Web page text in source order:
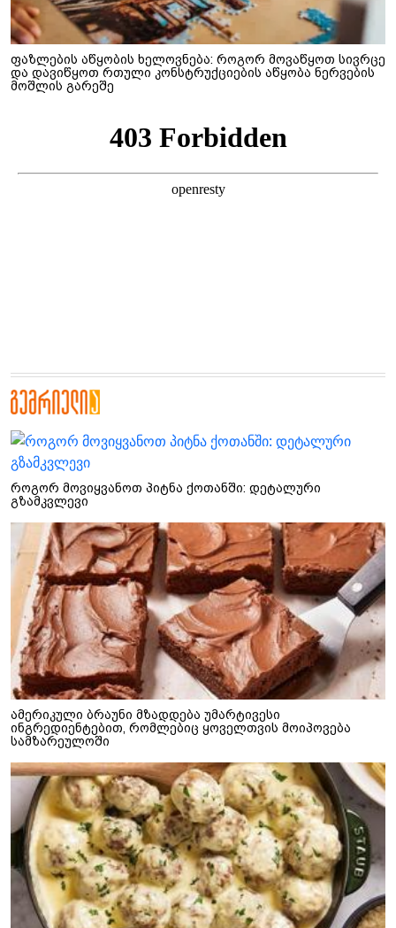
ფაზლების აწყობის ხელოვნება: როგორ მოვაწყოთ სივრცე
და დავიწყოთ რთული კონსტრუქციების აწყობა ნერვების
მოშლის გარეშე
როგორ მოვიყვანოთ პიტნა ქოთანში: დეტალური
გზამკვლევი
ამერიკული ბრაუნი მზადდება უმარტივესი
ინგრედიენტებით, რომლებიც ყოველთვის მოიპოვება
სამზარეულოში